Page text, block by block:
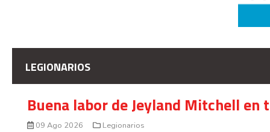
LEGIONARIOS
Buena labor de Jeyland Mitchell
09 Ago 2026 Legionarios